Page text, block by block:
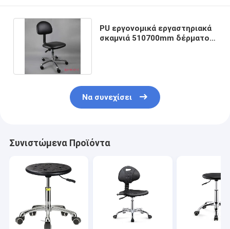
PU εργονομικά εργαστηριακά
σκαμνιά 510700mm δέρματος
Να συνεχίσει
Συνιστώμενα Προϊόντα